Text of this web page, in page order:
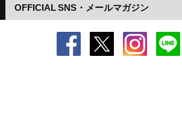
OFFICIAL SNS・メールマガジン